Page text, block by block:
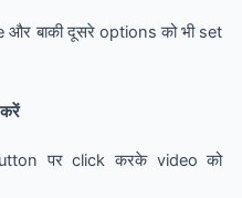
बाकी दूसरे options को भी set
पर click करके video को